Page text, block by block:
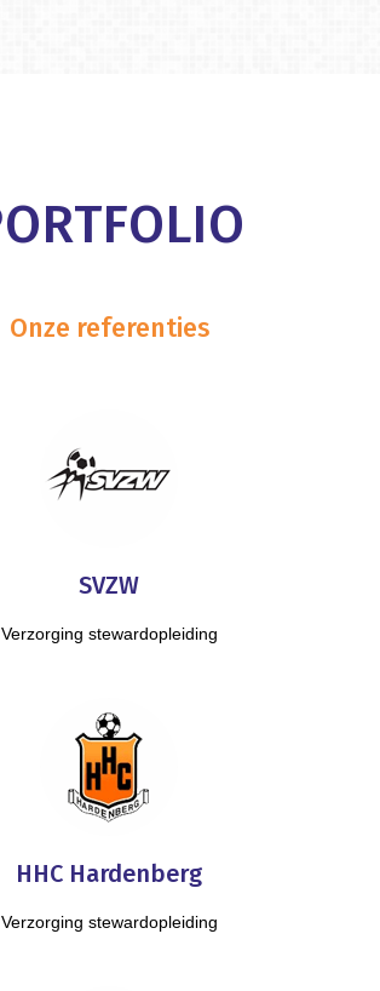
Onze referenties
SVZW
Verzorging stewardopleiding
HHC Hardenberg
Verzorging stewardopleiding